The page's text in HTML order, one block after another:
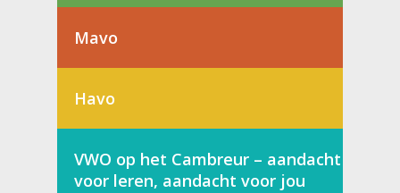
Mavo
Havo
VWO op het Cambreur – aandacht
voor leren, aandacht voor jou